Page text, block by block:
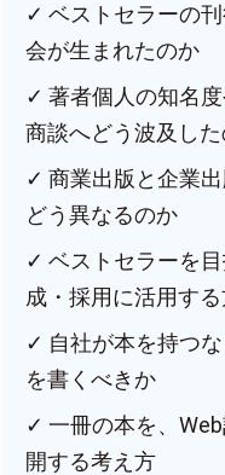
✓ ベストセラーの
会が生まれたのか
✓ 著者個人の知名
商談へどう波及し
✓ 商業出版と企業
どう異なるのか
✓ ベストセラーを
成・採用に活用す
✓ 自社が本を持つ
を書くべきか
✓ 一冊の本を、
開する考え方